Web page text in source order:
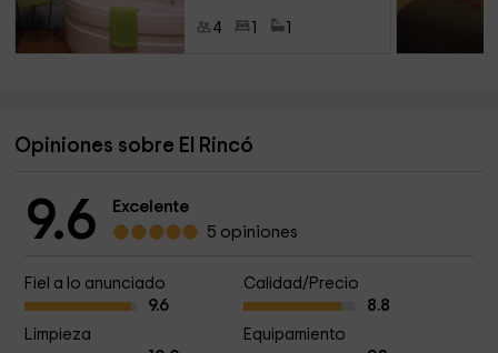
4
Opiniones sobre El Rincó
9.6
Excelente
5 opiniones
Fiel a lo anunciado
9.6
Calidad/Precio
8.8
Limpieza
Equipamiento